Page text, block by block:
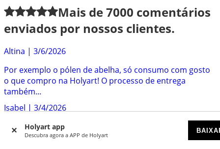
Holyart app
Descubra agora a APP de Holyart
Mais de7000 comentários
enviados por nossos clientes.
Altina | 3/6/2026
Por exemplo o pólen de abelha, só consumo com gosto
o que compro na Holyart! O processo de entrega
também...
Isabel | 3/4/2026
Muito eficazes, rápidos e simpáticos. Têm objectos
litúrgicos muito bonitos e dignos. E têm as compotas...